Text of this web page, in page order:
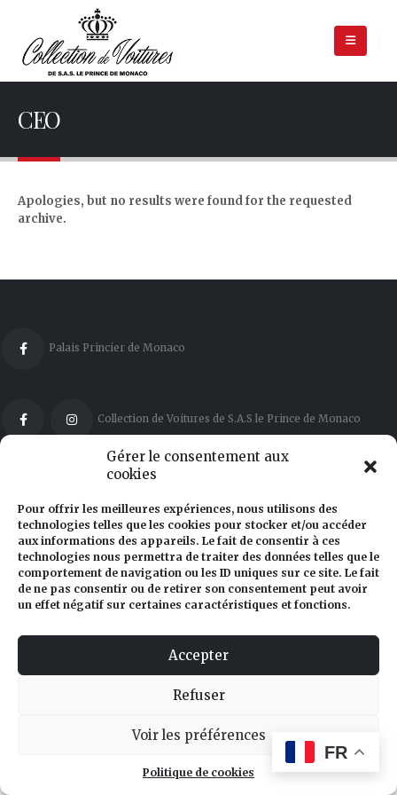
Gérer le consentement aux
cookies
Pour offrir les meilleures expériences, nous utilisons des
technologies telles que les cookies pour stocker et/ou accéder
aux informations des appareils. Le fait de consentir à ces
technologies nous permettra de traiter des données telles que le
comportement de navigation ou les ID uniques sur ce site. Le fait
de ne pas consentir ou de retirer son consentement peut avoir
un effet négatif sur certaines caractéristiques et fonctions.
Accepter
Refuser
Voir les préférences
Politique de cookies
CEO
Apologies, but no results were found for the requested
archive.
Palais Princier de Monaco
Collection de Voitures de S.A.S le Prince de Monaco
54, route de la piscine – Monaco 98000
+377 92 05 28 56
mtcc@mtcc.mc
FR